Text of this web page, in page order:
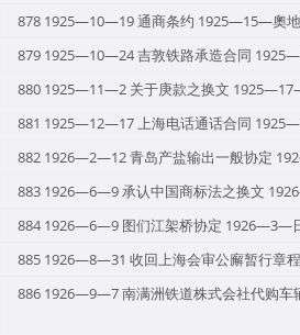
878 1925—10—19 通商条约 1925—15—奧
879 1925—10—24 吉敦铁路承造合同
880 1925—11—2 关于庚款之换文
881 1925—12—17 上海电话通话合同
882 1926—2—12 青岛产盐输出一般协定
883 1926—6—9 承认中国商标法之换文
884 1926—6—9 图们江架桥协定 1926—3—
885 1926—8—31 收回上海会审公廨暂行章
886 1926—9—7 南满洲铁道株式会社代购